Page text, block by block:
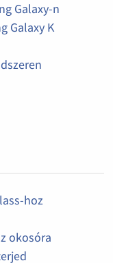
Galaxy-n
Galaxy K
hoz
okosóra